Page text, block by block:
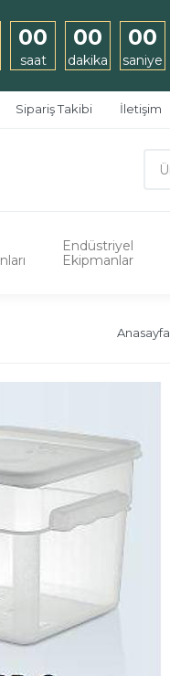
00
saat
00
dakika
00
saniye
Sipariş Takibi İletişim
Endüstriyel
Ekipmanlar
Anasayfa